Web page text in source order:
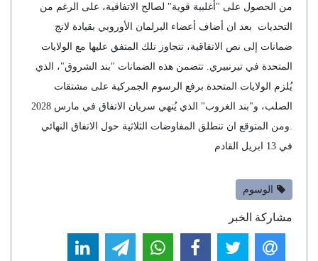
من الحصول على "أغلبية قوية" لصالح الاتفاقية، على الرغم من
التحديات بعد ان أضاف أعضاء البرلمان الأوروبي بقيادة لانج
ضمانات إلى نص الاتفاقية، تتجاوز تلك المتفق عليها مع الولايات
المتحدة في تيرنبيري. تتضمن هذه الضمانات "بند الشروق"، الذي
يُلزم الولايات المتحدة برفع الرسوم الجمركية على مشتقات
الصلب، و"بند الغروب" الذي يُنهي سريان الاتفاق في مارس 2028
.ومن المتوقع ان تنطلق المفاوضات الثلاثية حول الاتفاق النهائي
في 13 ابريل القادم
الوسوم
مشاركة الخبر